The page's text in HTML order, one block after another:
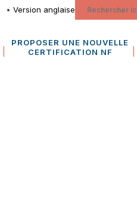
•Version anglaise
PROPOSER UNE NOUVELLE
CERTIFICATION NF